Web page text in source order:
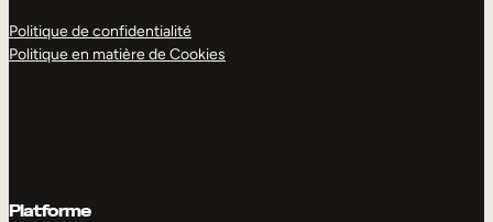
Politique de confidentialité
Politique en matière de Cookies
Platforme